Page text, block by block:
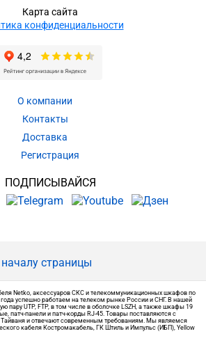
Карта сайта
конфиденциальности
О компании
Контакты
Доставка
Регистрация
ПОДПИСЫВАЙСЯ
страницы
Netko, аксессуаров СКС и телекоммуникационных шкафов по
успешно работаем на телеком рынке России и СНГ. В нашей
пару UTP, FTP, в том числе в оболочке LSZH, а также шкафы 19
патч-панели и патч-корды RJ-45. Товары поставляются с
Тайваня и отвечают современным требованиям. Мы являемся
кабеля Костромакабель, ГК Штиль и Импульс (ИБП), Yellow